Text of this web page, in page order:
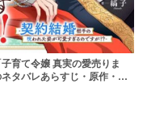
育て令嬢 真実の愛売りま
タバレあらすじ・原作・無